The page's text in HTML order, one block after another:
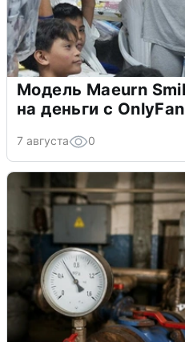
Модель Maeurn
на деньги с
7 августа 0